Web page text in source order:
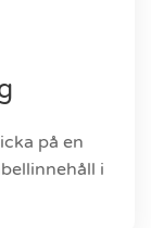
på en
i